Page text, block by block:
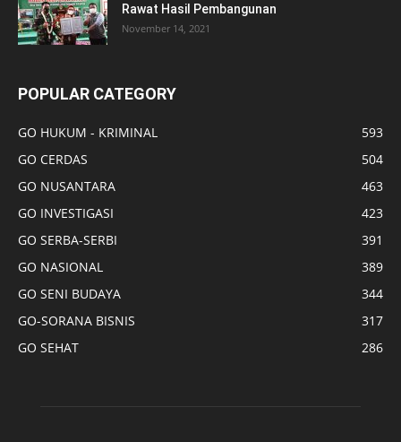
Rawat Hasil Pembangunan
November 14, 2021
POPULAR CATEGORY
GO HUKUM - KRIMINAL
593
GO CERDAS
504
GO NUSANTARA
463
GO INVESTIGASI
423
GO SERBA-SERBI
391
GO NASIONAL
389
GO SENI BUDAYA
344
GO-SORANA BISNIS
317
GO SEHAT
286